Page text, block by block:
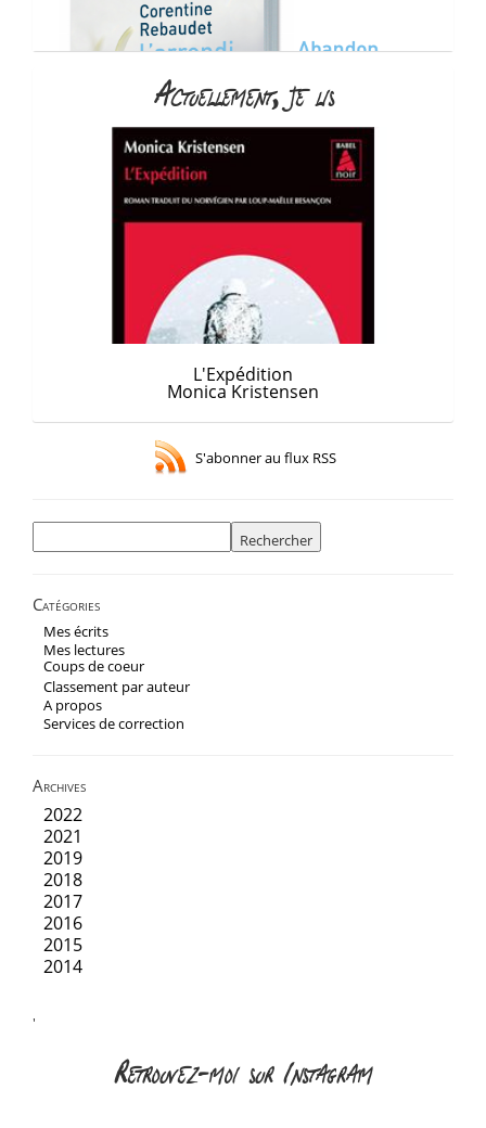
Actuellement, je lis
L'Expédition
Monica Kristensen
S'abonner au flux RSS
Rechercher :
Catégories
Mes écrits
Mes lectures
Coups de coeur
Classement par auteur
A propos
Services de correction
Archives
2022
2021
2019
2018
2017
2016
2015
2014
'
Retrouvez-moi sur Instagram